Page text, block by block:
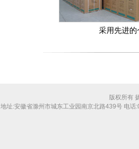
采用先进
版权所有
地址:安徽省滁州市城东工业园南京北路439号 电